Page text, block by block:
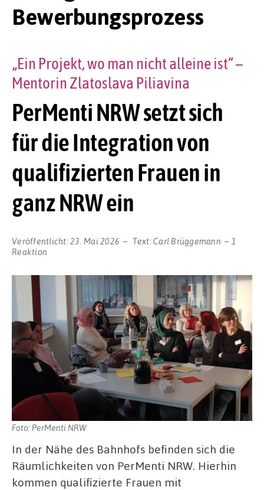
Bewerbungsprozess
PerMenti NRW setzt sich
für die Integration von
qualifizierten Frauen in
ganz NRW ein
„Ein Projekt, wo man nicht alleine ist“ –
Mentorin Zlatoslava Piliavina
Veröffentlicht:23. Mai 2026 Text:Carl Brüggemann
1
Reaktion
Foto: PerMenti NRW
In der Nähe des Bahnhofs befinden sich die
Räumlichkeiten von PerMenti NRW. Hierhin
kommen qualifizierte Frauen mit